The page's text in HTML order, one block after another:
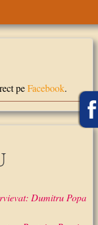
peFacebook.
Dumitru Popa